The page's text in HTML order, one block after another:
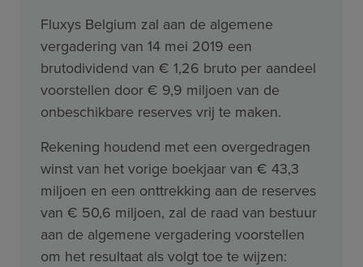
Fluxys Belgium zal aan de algemene
vergadering van 14 mei 2019 een
brutodividend van € 1,26 bruto per aandeel
voorstellen door € 9,9 miljoen van de
onbeschikbare reserves vrij te maken.
Rekening houdend met een overgedragen
winst van het vorige boekjaar van € 43,3
miljoen en een onttrekking aan de reserves
van € 50,6 miljoen, zal de raad van bestuur
aan de algemene vergadering voorstellen
om het resultaat als volgt toe te wijzen: